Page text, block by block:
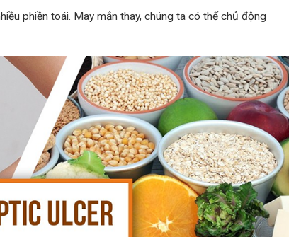
phiền toái. May mắn thay, chúng ta có thể chủ động